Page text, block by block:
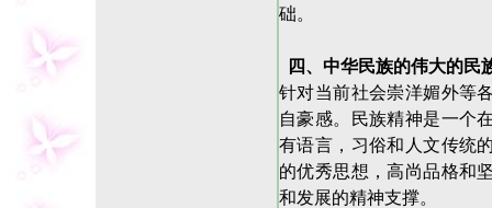
础。
四、中华民族的伟大的民
针对当前社会崇洋媚外等
自豪感。民族精神是一个
有语言，习俗和人文传统
的优秀思想，高尚品格和
和发展的精神支撑。